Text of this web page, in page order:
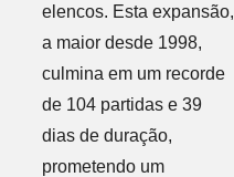
elencos. Esta expansão,
a maior desde 1998,
culmina em um recorde
de 104 partidas e 39
dias de duração,
prometendo um